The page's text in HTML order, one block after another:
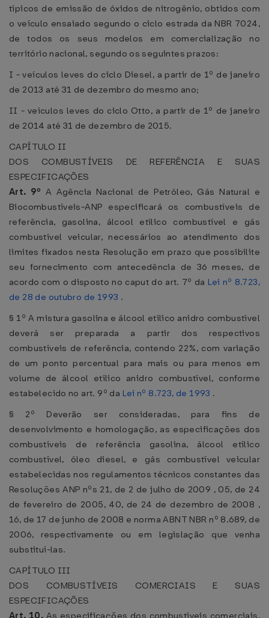
típicos de emissão de óxidos de nitrogênio, obtidos com
o veículo ensaiado segundo o ciclo estrada da NBR 7024,
de todos os seus modelos em comercialização no
território nacional, segundo os seguintes prazos:
I - veículos leves do ciclo Diesel, a partir de 1º de janeiro
de 2013 até 31 de dezembro do mesmo ano;
II - veículos leves do ciclo Otto, a partir de 1º de janeiro
de 2014 até 31 de dezembro de 2015.
CAPÍTULO II
DOS COMBUSTÍVEIS DE REFERÊNCIA E SUAS
ESPECIFICAÇÕES
Art. 9º A Agência Nacional de Petróleo, Gás Natural e
Biocombustíveis-ANP especificará os combustíveis de
referência, gasolina, álcool etílico combustível e gás
combustível veicular, necessários ao atendimento dos
limites fixados nesta Resolução em prazo que possibilite
seu fornecimento com antecedência de 36 meses, de
acordo com o disposto no caput do art. 7º da Lei nº 8.723,
de 28 de outubro de 1993 .
§ 1º A mistura gasolina e álcool etílico anidro combustível
deverá ser preparada a partir dos respectivos
combustíveis de referência, contendo 22%, com variação
de um ponto percentual para mais ou para menos em
volume de álcool etílico anidro combustível, conforme
estabelecido no art. 9º da Lei nº 8.723, de 1993 .
§ 2º Deverão ser consideradas, para fins de
desenvolvimento e homologação, as especificações dos
combustíveis de referência gasolina, álcool etílico
combustível, óleo diesel, e gás combustível veicular
estabelecidas nos regulamentos técnicos constantes das
Resoluções ANP nºs 21, de 2 de julho de 2009 , 05, de 24
de fevereiro de 2005, 40, de 24 de dezembro de 2008 ,
16, de 17 de junho de 2008 e norma ABNT NBR nº 8.689, de
2006, respectivamente ou em legislação que venha
substituí-las.
CAPÍTULO III
DOS COMBUSTÍVEIS COMERCIAIS E SUAS
ESPECIFICAÇÕES
Art. 10. As especificações dos combustíveis comerciais,